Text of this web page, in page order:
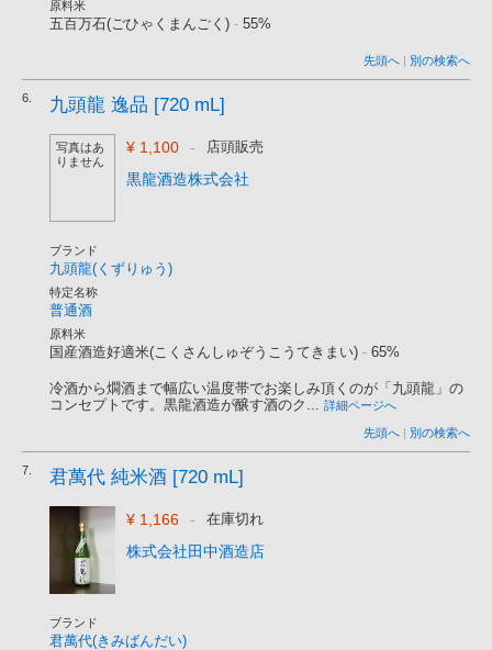
原料米
五百万石(ごひゃくまんごく) - 55%
先頭へ | 別の検索へ
6. 九頭龍 逸品 [720 mL]
写真はあ
りません
¥ 1,100 - 店頭販売
黒龍酒造株式会社
ブランド
九頭龍(くずりゅう)
特定名称
普通酒
原料米
国産酒造好適米(こくさんしゅぞうこうてきまい) - 65%
冷酒から燗酒まで幅広い温度帯でお楽しみ頂くのが「九頭龍」の
コンセプトです。黒龍酒造が醸す酒のク... 詳細ページへ
先頭へ | 別の検索へ
7. 君萬代 純米酒 [720 mL]
¥ 1,166 - 在庫切れ
株式会社田中酒造店
ブランド
君萬代(きみばんだい)